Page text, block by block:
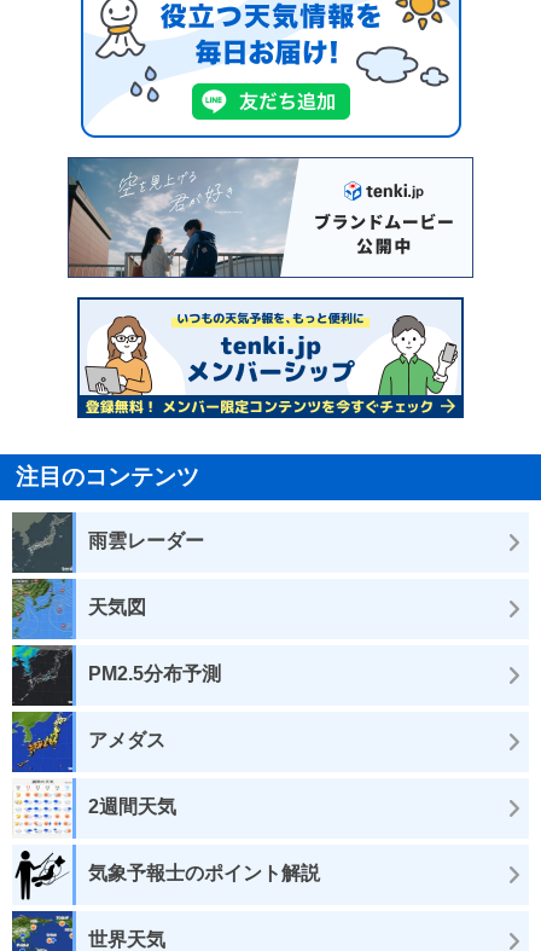
注目のコンテンツ
雨雲レーダー
天気図
PM2.5分布予測
アメダス
2週間天気
気象予報士のポイント解説
世界天気